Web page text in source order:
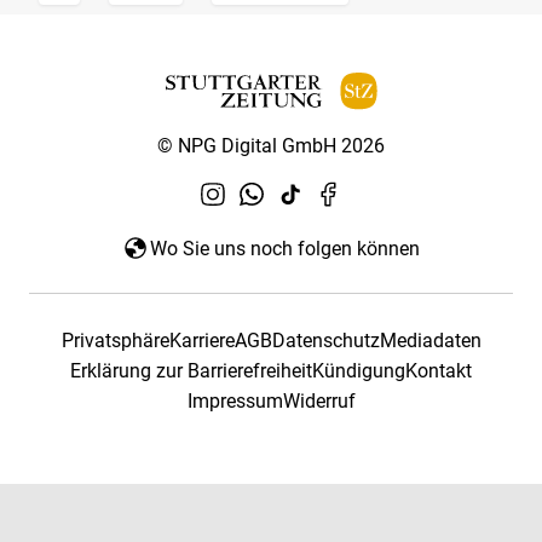
© NPG Digital GmbH 2026
Wo Sie uns noch folgen können
PrivatsphäreKarriereAGBDatenschutzMediadaten
Erklärung zur BarrierefreiheitKündigungKontakt
ImpressumWiderruf